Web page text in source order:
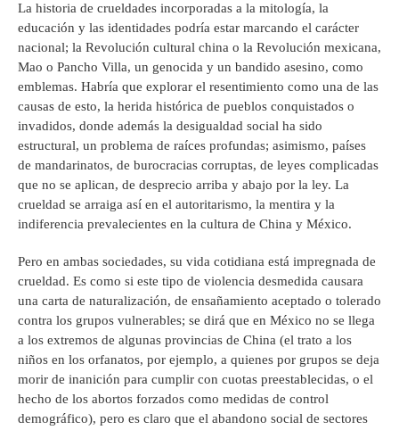
La historia de crueldades incorporadas a la mitología, la
educación y las identidades podría estar marcando el carácter
nacional; la Revolución cultural china o la Revolución mexicana,
Mao o Pancho Villa, un genocida y un bandido asesino, como
emblemas. Habría que explorar el resentimiento como una de las
causas de esto, la herida histórica de pueblos conquistados o
invadidos, donde además la desigualdad social ha sido
estructural, un problema de raíces profundas; asimismo, países
de mandarinatos, de burocracias corruptas, de leyes complicadas
que no se aplican, de desprecio arriba y abajo por la ley. La
crueldad se arraiga así en el autoritarismo, la mentira y la
indiferencia prevalecientes en la cultura de China y México.
Pero en ambas sociedades, su vida cotidiana está impregnada de
crueldad. Es como si este tipo de violencia desmedida causara
una carta de naturalización, de ensañamiento aceptado o tolerado
contra los grupos vulnerables; se dirá que en México no se llega
a los extremos de algunas provincias de China (el trato a los
niños en los orfanatos, por ejemplo, a quienes por grupos se deja
morir de inanición para cumplir con cuotas preestablecidas, o el
hecho de los abortos forzados como medidas de control
demográfico), pero es claro que el abandono social de sectores